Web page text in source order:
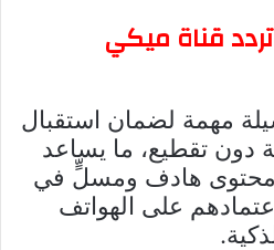
قناة ميكي
مهمة لضمان استقبال
دون تقطيع، ما يساعد
محتوى هادف ومسلٍّ في
على الهواتف